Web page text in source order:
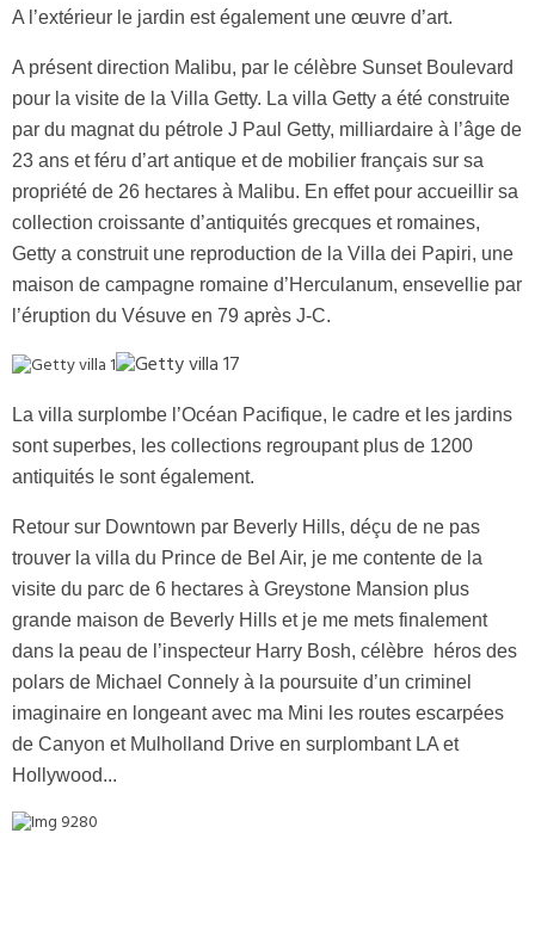
A l’extérieur le jardin est également une œuvre d’art.
A présent direction Malibu, par le célèbre Sunset Boulevard
pour la visite de la Villa Getty. La villa Getty a été construite
par du magnat du pétrole J Paul Getty, milliardaire à l’âge de
23 ans et féru d’art antique et de mobilier français sur sa
propriété de 26 hectares à Malibu. En effet pour accueillir sa
collection croissante d’antiquités grecques et romaines,
Getty a construit une reproduction de la Villa dei Papiri, une
maison de campagne romaine d’Herculanum, ensevellie par
l’éruption du Vésuve en 79 après J-C.
La villa surplombe l’Océan Pacifique, le cadre et les jardins
sont superbes, les collections regroupant plus de 1200
antiquités le sont également.
Retour sur Downtown par Beverly Hills, déçu de ne pas
trouver la villa du Prince de Bel Air, je me contente de la
visite du parc de 6 hectares à Greystone Mansion plus
grande maison de Beverly Hills et je me mets finalement
dans la peau de l’inspecteur Harry Bosh, célèbre héros des
polars de Michael Connely à la poursuite d’un criminel
imaginaire en longeant avec ma Mini les routes escarpées
de Canyon et Mulholland Drive en surplombant LA et
Hollywood...